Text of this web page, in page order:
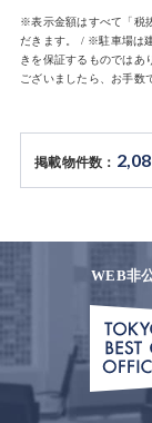
※表示金額はすべて「税
だきます。 / ※駐車場は
きを保証するものでは
ございましたら、お手数
掲載物件数：
WEB非